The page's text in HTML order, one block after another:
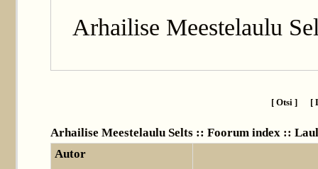
Arhailise Meestelaulu
[ Otsi ] [
Arhailise Meestelaulu Selts :: Foorum index ::
Autor